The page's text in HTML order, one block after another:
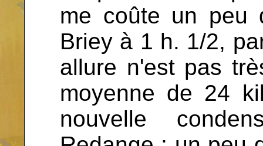
me coûte un peu
Briey à 1 h. 1/2,
allure n'est pas
moyenne de 24
nouvelle